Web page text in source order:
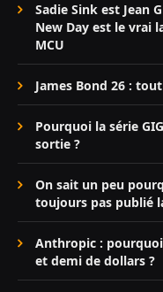
Sadie Sink est Jean
New Day est le vrai
MCU
James Bond 26 :
Pourquoi la série
sortie ?
On sait un peu
toujours pas publié
Anthropic :
et demi de dollars ?